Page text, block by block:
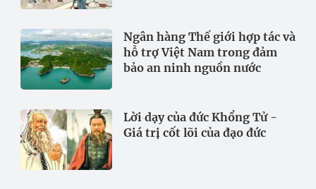
Ngân hàng Thế giới hợp tác và
hỗ trợ Việt Nam trong đảm
bảo an ninh nguồn nước
Lời dạy của đức Khổng Tử -
Giá trị cốt lõi của đạo đức